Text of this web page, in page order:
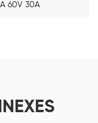
60V 30A